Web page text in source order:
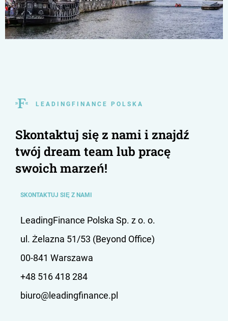
L E A D I N G F I N A N C E P O L S K A
Skontaktuj się z nami i znajdź
twój dream team lub pracę
swoich marzeń!
SKONTAKTUJ SIĘ Z NAMI
LeadingFinance Polska Sp. z o. o.
ul. Żelazna 51/53 (Beyond Office)
00-841 Warszawa
+48 516 418 284
biuro@leadingfinance.pl